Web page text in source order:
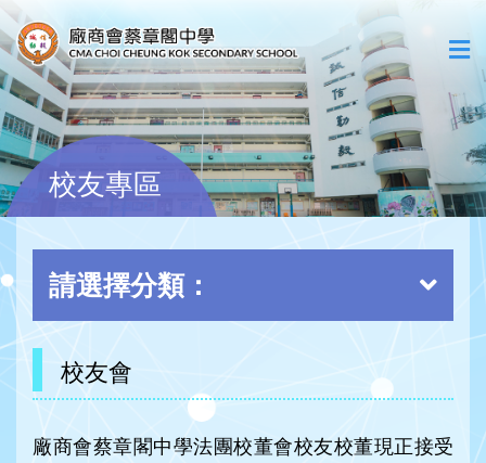
校友專區
請選擇分類：
校友會
廠商會蔡章閣中學法團校董會校友校董現正接受